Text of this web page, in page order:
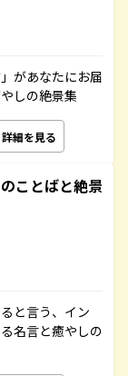
があなたにお届
しの絶景集
詳細を見る
ことばと絶景
と言う、イン
名言と癒やしの